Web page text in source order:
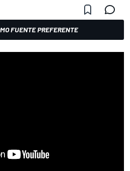
FUENTE PREFERENTE